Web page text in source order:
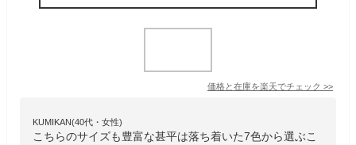
価格と在庫を楽天でチェック >>
KUMIKAN(40代・女性)
こちらのサイズも豊富な甚平は落ち着いた7色から選ぶこ